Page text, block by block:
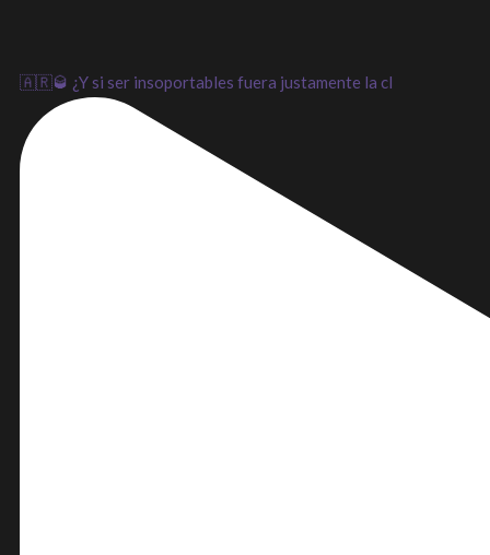
🇦🇷🥃 ¿Y si ser insoportables fuera justamente la cl